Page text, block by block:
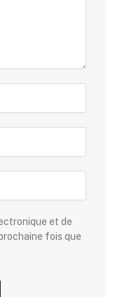
et de
fois que